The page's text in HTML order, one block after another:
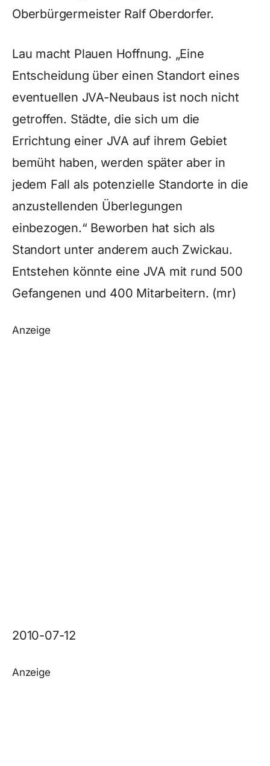
Oberbürgermeister Ralf Oberdorfer.
Lau macht Plauen Hoffnung. „Eine
Entscheidung über einen Standort eines
eventuellen JVA-Neubaus ist noch nicht
getroffen. Städte, die sich um die
Errichtung einer JVA auf ihrem Gebiet
bemüht haben, werden später aber in
jedem Fall als potenzielle Standorte in die
anzustellenden Überlegungen
einbezogen.“ Beworben hat sich als
Standort unter anderem auch Zwickau.
Entstehen könnte eine JVA mit rund 500
Gefangenen und 400 Mitarbeitern. (mr)
Anzeige
2010-07-12
Anzeige